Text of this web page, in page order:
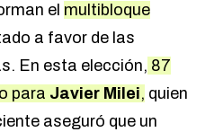
el multibloque
a favor de las
En esta elección, 87
para Javier Milei, quien
aseguró que un